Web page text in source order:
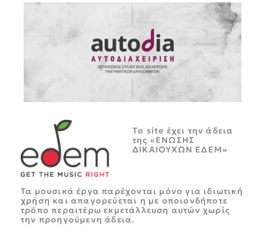
Tο site έχει την άδεια
της «ΕΝΩΣΗΣ
ΔΙΚΑΙΟΥΧΩΝ ΕΔΕΜ»
Τα μουσικά έργα παρέχονται μόνο για ιδιωτική
χρήση και απαγορεύεται η με οποιονδήποτε
τρόπο περαιτέρω εκμετάλλευση αυτών χωρίς
την προηγούμενη άδεια.